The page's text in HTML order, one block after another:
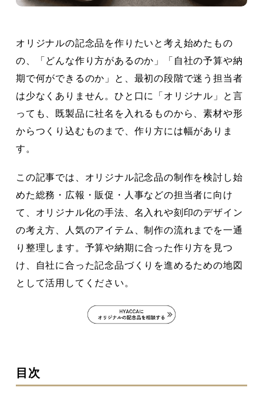
オリジナルの記念品を作りたいと考え始めたもの
の、「どんな作り方があるのか」「自社の予算や納
期で何ができるのか」と、最初の段階で迷う担当者
は少なくありません。ひと口に「オリジナル」と言
っても、既製品に社名を入れるものから、素材や形
からつくり込むものまで、作り方には幅がありま
す。
この記事では、オリジナル記念品の制作を検討し始
めた総務・広報・販促・人事などの担当者に向け
て、オリジナル化の手法、名入れや刻印のデザイン
の考え方、人気のアイテム、制作の流れまでを一通
り整理します。予算や納期に合った作り方を見つ
け、自社に合った記念品づくりを進めるための地図
として活用してください。
目次